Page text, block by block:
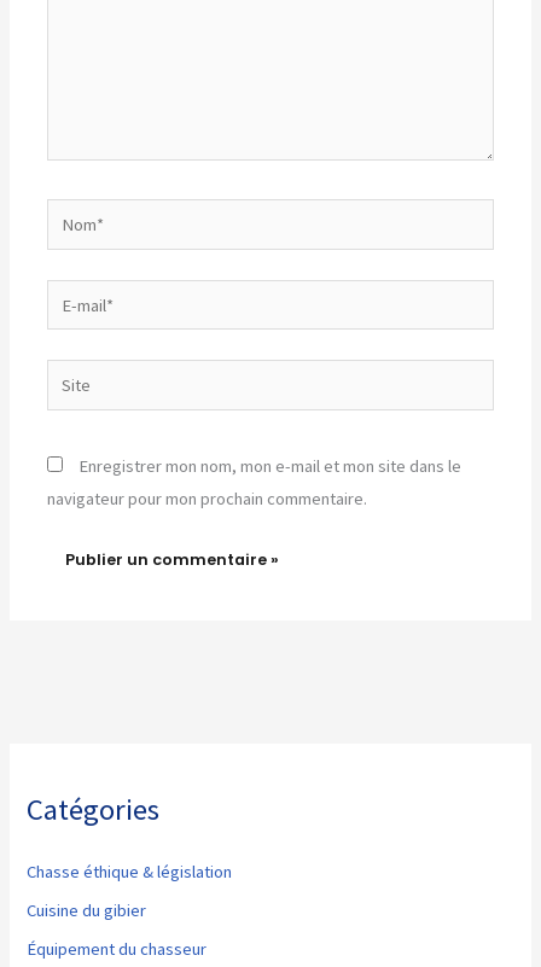
mail*
Site
Enregistrer mon nom, mon e-mail et mon site dans le
navigateur pour mon prochain commentaire.
Catégories
Chasse éthique & législation
Cuisine du gibier
Équipement du chasseur